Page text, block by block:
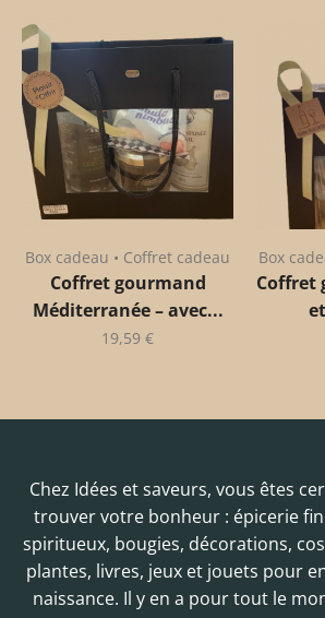
Box cadeau • Coffret cadeau
Coffret gourmand
Méditerranée – avec...
19,59 €
Box
Coffret
Chez Idées et saveurs, vous êtes
trouver votre bonheur : épicerie
spiritueux, bougies, décorations,
plantes, livres, jeux et jouets pour
naissance. Il y en a pour tout le